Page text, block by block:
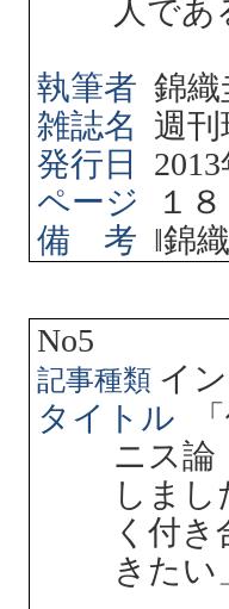
人で
執筆者 錦織
雑誌名
週刊
発行日
2013
ページ
１
備 考 ‖錦
No5
記事種類 イ
タイトル
ニス
しま
く付
きたい